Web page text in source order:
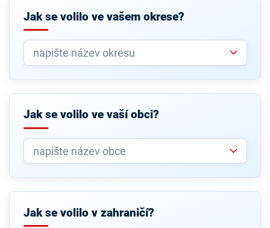
Jak se volilo ve vašem okrese?
Jak se volilo ve vaší obci?
Jak se volilo v zahraničí?